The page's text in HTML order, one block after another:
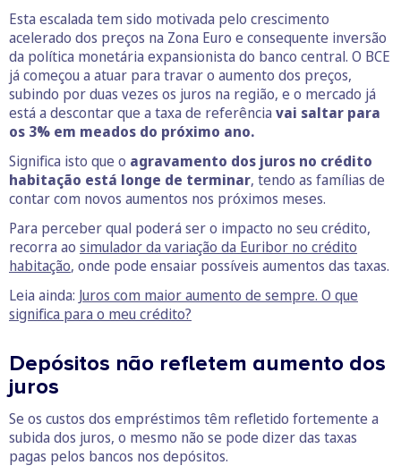
Esta escalada tem sido motivada pelo crescimento
acelerado dos preços na Zona Euro e consequente inversão
da política monetária expansionista do banco central. O BCE
já começou a atuar para travar o aumento dos preços,
subindo por duas vezes os juros na região, e o mercado já
está a descontar que a taxa de referência vai saltar para
os 3% em meados do próximo ano.
Significa isto que o agravamento dos juros no crédito
habitação está longe de terminar, tendo as famílias de
contar com novos aumentos nos próximos meses.
Para perceber qual poderá ser o impacto no seu crédito,
recorra ao simulador da variação da Euribor no crédito
habitação, onde pode ensaiar possíveis aumentos das taxas.
Leia ainda: Juros com maior aumento de sempre. O que
significa para o meu crédito?
Depósitos não refletem aumento dos
juros
Se os custos dos empréstimos têm refletido fortemente a
subida dos juros, o mesmo não se pode dizer das taxas
pagas pelos bancos nos depósitos.